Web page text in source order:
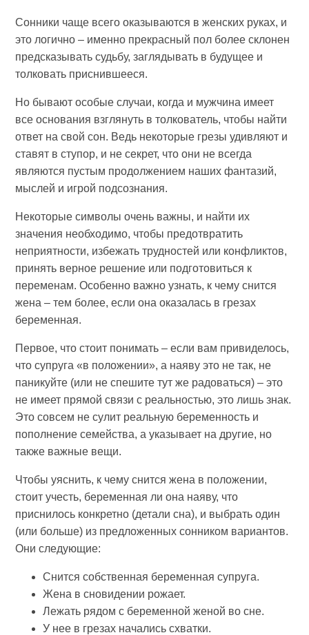
Сонники чаще всего оказываются в женских руках, и
это логично – именно прекрасный пол более склонен
предсказывать судьбу, заглядывать в будущее и
толковать приснившееся.
Но бывают особые случаи, когда и мужчина имеет
все основания взглянуть в толкователь, чтобы найти
ответ на свой сон. Ведь некоторые грезы удивляют и
ставят в ступор, и не секрет, что они не всегда
являются пустым продолжением наших фантазий,
мыслей и игрой подсознания.
Некоторые символы очень важны, и найти их
значения необходимо, чтобы предотвратить
неприятности, избежать трудностей или конфликтов,
принять верное решение или подготовиться к
переменам. Особенно важно узнать, к чему снится
жена – тем более, если она оказалась в грезах
беременная.
Первое, что стоит понимать – если вам привиделось,
что супруга «в положении», а наяву это не так, не
паникуйте (или не спешите тут же радоваться) – это
не имеет прямой связи с реальностью, это лишь знак.
Это совсем не сулит реальную беременность и
пополнение семейства, а указывает на другие, но
также важные вещи.
Чтобы уяснить, к чему снится жена в положении,
стоит учесть, беременная ли она наяву, что
приснилось конкретно (детали сна), и выбрать один
(или больше) из предложенных сонником вариантов.
Они следующие:
Снится собственная беременная супруга.
Жена в сновидении рожает.
Лежать рядом с беременной женой во сне.
У нее в грезах начались схватки.